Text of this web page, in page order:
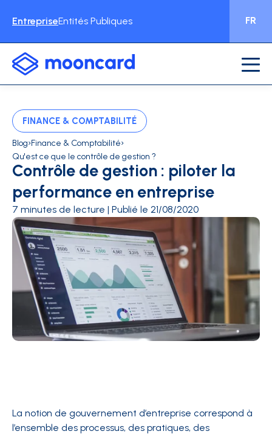
EntrepriseEntités Publiques FR
FINANCE & COMPTABILITÉ
Blog›Finance & Comptabilité›
Qu'est ce que le contrôle de gestion ?
Contrôle de gestion : piloter la
performance en entreprise
7 minutes de lecture | Publié le 21/08/2020
La notion de gouvernement d’entreprise correspond à
l’ensemble des processus, des pratiques, des